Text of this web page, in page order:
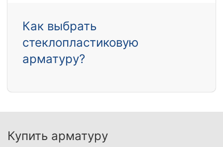
Как выбрать
стеклопластиковую
арматуру?
Купить арматуру